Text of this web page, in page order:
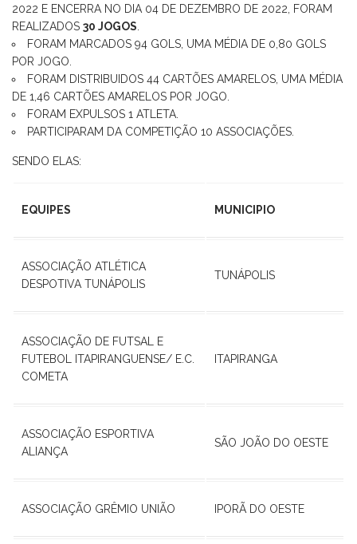
2022 E ENCERRA NO DIA 04 DE DEZEMBRO DE 2022, FORAM
REALIZADOS 30 JOGOS
FORAM MARCADOS 94 GOLS, UMA MÉDIA DE 0,80 GOLS
POR JOGO.
FORAM DISTRIBUIDOS 44 CARTÕES AMARELOS, UMA MÉDIA
DE 1,46 CARTÕES AMARELOS POR JOGO.
FORAM EXPULSOS 1 ATLETA.
PARTICIPARAM DA COMPETIÇÃO 10 ASSOCIAÇÕES.
SENDO ELAS:
EQUIPES MUNICIPIO
ASSOCIAÇÃO ATLÉTICA
DESPOTIVA TUNÁPOLIS
TUNÁPOLIS
ASSOCIAÇÃO DE FUTSAL E
FUTEBOL ITAPIRANGUENSE/ E.C.
COMETA
ITAPIRANGA
ASSOCIAÇÃO ESPORTIVA
ALIANÇA
SÃO JOÃO DO OESTE
ASSOCIAÇÃO GRÊMIO UNIÃO IPORÃ DO OESTE